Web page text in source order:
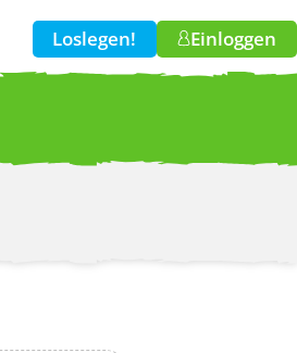
Loslegen! Einloggen